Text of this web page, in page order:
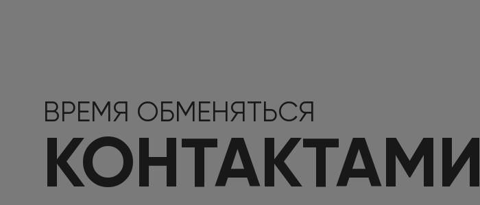
ВРЕМЯ ОБМЕНЯТЬСЯ
КОНТАКТАМИ